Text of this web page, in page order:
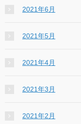
2021年6月
2021年5月
2021年4月
2021年3月
2021年2月